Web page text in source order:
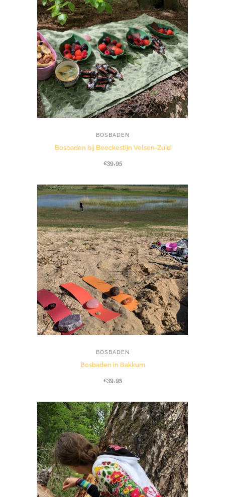
BOSBADEN
Bosbaden bij Beeckestijn Velsen-Zuid
€39,95
BOSBADEN
Bosbaden in Bakkum
€39,95